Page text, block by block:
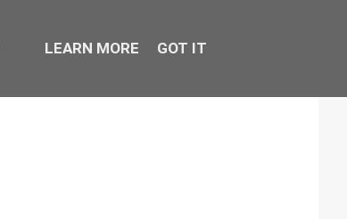
LEARN MORE GOT IT